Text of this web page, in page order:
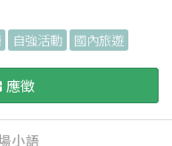
自強活動 國內旅遊
應徵
小語